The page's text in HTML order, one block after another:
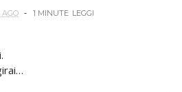
AGO 1 MINUTE LEGGI